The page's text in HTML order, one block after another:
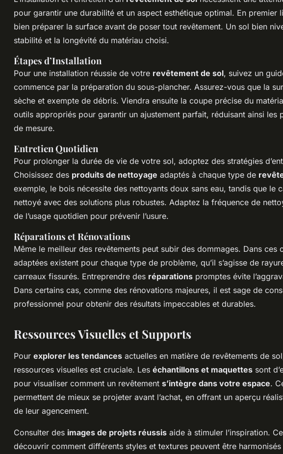
pour garantir une durabilité et un aspect esthétique optimal. En premier
bien préparer la surface avant de poser tout revêtement. Un sol bien
stabilité et la longévité du matériau choisi.
Étapes d’Installation
Pour une installation réussie de votre revêtement de sol, suivez un
commence par la préparation du sous-plancher. Assurez-vous que la
sèche et exempte de débris. Viendra ensuite la coupe précise du
outils appropriés pour garantir un ajustement parfait, réduisant ainsi les
de mesure.
Entretien Quotidien
Pour prolonger la durée de vie de votre sol, adoptez des stratégies
Choisissez des produits de nettoyage adaptés à chaque type de
exemple, le bois nécessite des nettoyants doux sans eau, tandis que le
nettoyé avec des solutions plus robustes. Adaptez la fréquence de
de l’usage quotidien pour prévenir l’usure.
Réparations et Rénovations
Même le meilleur des revêtements peut subir des dommages. Dans ces
adaptées existent pour chaque type de problème, qu’il s’agisse de
carreaux fissurés. Entreprendre des réparations promptes évite
Dans certains cas, comme des rénovations majeures, il est sage de
professionnel pour obtenir des résultats impeccables et durables.
Ressources Visuelles et Supports
Pour explorer les tendances actuelles en matière de revêtements de
ressources visuelles est cruciale. Les échantillons et maquettes sont
pour visualiser comment un revêtement s’intègre dans votre espace.
permettent de mieux se projeter avant l’achat, en offrant un aperçu
de leur agencement.
Consulter des images de projets réussis aide à stimuler l’inspiration.
découvrir comment différents styles et textures peuvent être